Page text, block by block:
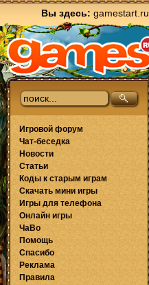
Вы здесь: gamestart.ru
Игровой форум
Чат-беседка
Новости
Статьи
Коды к старым играм
Скачать мини игры
Игры для телефона
Онлайн игры
ЧаВо
Помощь
Спасибо
Реклама
Правила